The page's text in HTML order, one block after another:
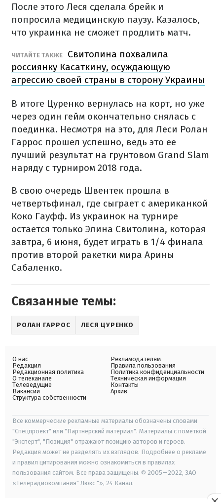
После этого Леся сделала брейк и
попросила медицинскую паузу. Казалось,
что украинка не сможет продлить матч.
ЧИТАЙТЕ ТАКЖЕ
Свитолина похвалила
россиянку Касаткину, осуждающую
агрессию своей страны в сторону Украины
В итоге Цуренко вернулась на корт, но уже
через один гейм окончательно снялась с
поединка. Несмотря на это, для Леси Ролан
Гаррос прошел успешно, ведь это ее
лучший результат на грунтовом Grand Slam
наряду с турниром 2018 года.
В свою очередь Швентек прошла в
четвертьфинал, где сыграет с американкой
Коко Гауфф. Из украинок на турнире
остается только Элина Свитолина, которая
завтра, 6 июня, будет играть в 1/4 финала
против второй ракетки мира Арины
Сабаленко.
Связанные темы:
РОЛАН ГАРРОС ЛЕСЯ ЦУРЕНКО
О нас
Редакция
Редакционная политика
О телеканале
Телеведущие
Вакансии
Структура собственности
Рекламодателям
Правила пользования
Политика конфиденциальности
Техническая информация
Контакты
Архив
Все коммерческие рекламные материалы обозначены словами
"Спецпроект" или "Партнерский материал". Материалы с пометкой
"Эксперт", "Позиция" отражают позицию авторов и героев.
Редакция может не разделять их взглядов. Подробнее о рекламе
и правил цитирования можно ознакомиться в правилах
пользования сайтом. Все права защищены. © 2005—2022, ЗАО
«Телерадиокомпания" Люкс "», 24 Канал.